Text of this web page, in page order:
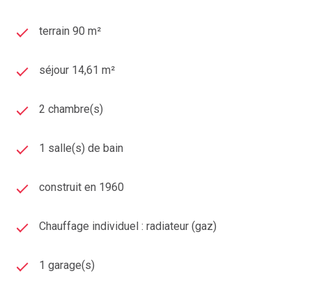
terrain 90 m²
séjour 14,61 m²
2 chambre(s)
1 salle(s) de bain
construit en 1960
Chauffage individuel : radiateur (gaz)
1 garage(s)